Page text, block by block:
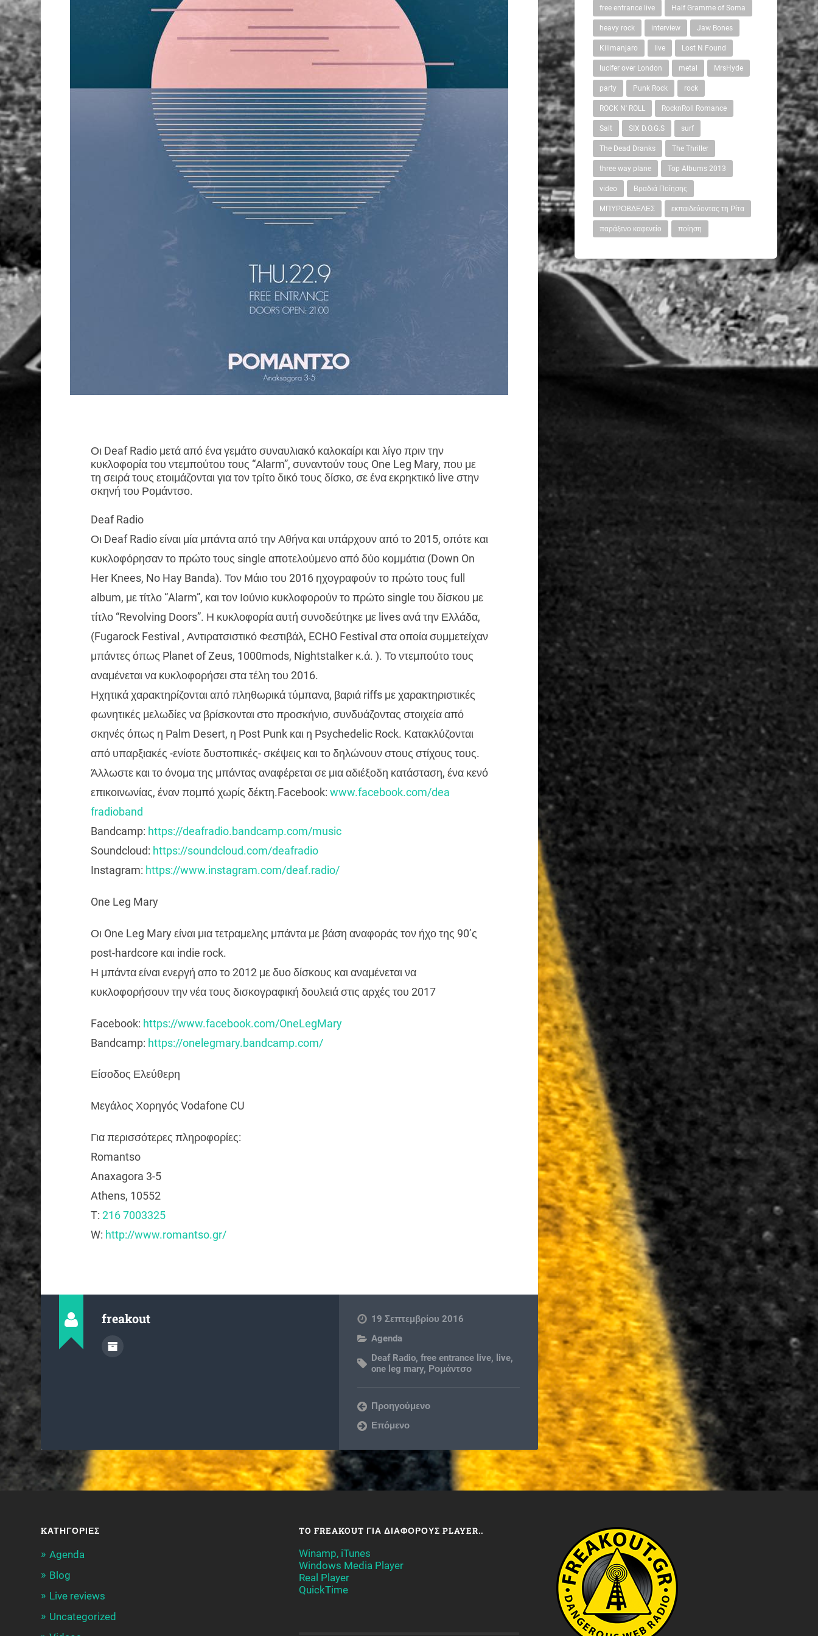
Οι Deaf Radio μετά από ένα γεμάτο συναυλιακό καλοκαίρι και λίγο πριν την
κυκλοφορία του ντεμπούτου τους “Αlarm”, συναντούν τους One Leg Mary, που με
τη σειρά τους ετοιμάζονται για τον τρίτο δικό τους δίσκο, σε ένα εκρηκτικό live στην
σκηνή του Ρομάντσο.
Deaf Radio
Οι Deaf Radio είναι μία μπάντα από την Αθήνα και υπάρχουν από το 2015, οπότε και
κυκλοφόρησαν το πρώτο τους single αποτελούμενο από δύο κομμάτια (Down On
Her Knees, No Hay Banda). Τον Μάιο του 2016 ηχογραφούν το πρώτο τους full
album, με τίτλο “Alarm”, και τον Ιούνιο κυκλοφορούν το πρώτο single του δίσκου με
τίτλο “Revolving Doors”. Η κυκλοφορία αυτή συνοδεύτηκε με lives ανά την Ελλάδα,
(Fugarock Festival , Αντιρατσιστικό Φεστιβάλ, ECHO Festival στα οποία συμμετείχαν
μπάντες όπως Planet of Zeus, 1000mods, Nightstalker κ.ά. ). Το ντεμπούτο τους
αναμένεται να κυκλοφορήσει στα τέλη του 2016.
Ηχητικά χαρακτηρίζονται από πληθωρικά τύμπανα, βαριά riffs με χαρακτηριστικές
φωνητικές μελωδίες να βρίσκονται στο προσκήνιο, συνδυάζοντας στοιχεία από
σκηνές όπως η Palm Desert, η Post Punk και η Psychedelic Rock. Κατακλύζονται
από υπαρξιακές -ενίοτε δυστοπικές- σκέψεις και το δηλώνουν στους στίχους τους.
Άλλωστε και το όνομα της μπάντας αναφέρεται σε μια αδιέξοδη κατάσταση, ένα κενό
επικοινωνίας, έναν πομπό χωρίς δέκτη.Facebook: www.facebook.com/dea
fradioband
Bandcamp: https://deafradio.bandcamp.com/music
Soundcloud: https://soundcloud.com/deafradio
Instagram: https://www.instagram.com/deaf.radio/
One Leg Mary
Οι One Leg Mary είναι μια τετραμελης μπάντα με βάση αναφοράς τον ήχο της 90’ς
post-hardcore και indie rock.
Η μπάντα είναι ενεργή απο το 2012 με δυο δίσκους και αναμένεται να
κυκλοφορήσουν την νέα τους δισκογραφική δουλειά στις αρχές του 2017
Facebook: https://www.facebook.com/OneLegMary
Bandcamp: https://onelegmary.bandcamp.com/
Είσοδος Ελεύθερη
Μεγάλος Χορηγός Vodafone CU
Για περισσότερες πληροφορίες:
Romantso
Anaxagora 3-5
Athens, 10552
T: 216 7003325
W: http://www.romantso.gr/
freakout
19 Σεπτεμβρίου 2016
Agenda
Deaf Radio,free entrance live, live,
one leg mary, Ρομάντσο
Προηγούμενο
Επόμενο
free entrance live Half Gramme of Soma
heavy rock interview Jaw Bones
Kilimanjaro live Lost N Found
lucifer over London metal MrsHyde
party Punk Rock rock
ROCK N' ROLL RocknRoll Romance
Salt SIX D.O.G.S surf
The Dead Dranks The Thriller
three way plane Top Albums 2013
video Βραδιά Ποίησης
ΜΠΥΡΟΒΔΕΛΕΣ εκπαιδεύοντας τη Ρίτα
παράξενο καφενείο ποίηση
KΑΤΗΓΟΡΊΕΣ
Agenda
Blog
Live reviews
Uncategorized
TO FREAKOUT ΓΙΑ ΔΙΆΦΟΡΟΥΣ PLAYER..
Winamp, iTunes
Windows Media Player
Real Player
QuickTime